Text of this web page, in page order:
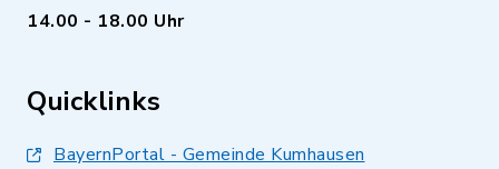
14.00 - 18.00 Uhr
Quicklinks
BayernPortal - Gemeinde Kumhausen